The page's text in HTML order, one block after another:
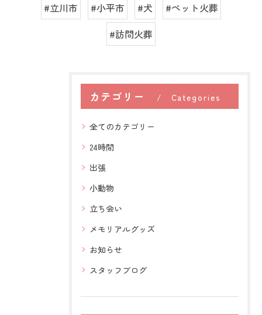
#立川市
#小平市 #犬
#ペット火葬
#訪問火葬
カテゴリー Categories
全てのカテゴリー
24時間
出張
小動物
立ち会い
メモリアルグッズ
お知らせ
スタッフブログ